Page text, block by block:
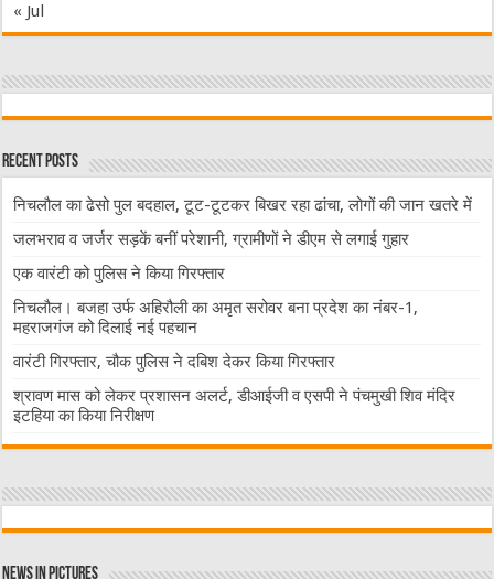
« Jul
Recent Posts
निचलौल का ढेसो पुल बदहाल, टूट-टूटकर बिखर रहा ढांचा, लोगों की जान खतरे में
जलभराव व जर्जर सड़कें बनीं परेशानी, ग्रामीणों ने डीएम से लगाई गुहार
एक वारंटी को पुलिस ने किया गिरफ्तार
निचलौल। बजहा उर्फ अहिरौली का अमृत सरोवर बना प्रदेश का नंबर-1,
महराजगंज को दिलाई नई पहचान
वारंटी गिरफ्तार, चौक पुलिस ने दबिश देकर किया गिरफ्तार
श्रावण मास को लेकर प्रशासन अलर्ट, डीआईजी व एसपी ने पंचमुखी शिव मंदिर
इटहिया का किया निरीक्षण
News in Pictures